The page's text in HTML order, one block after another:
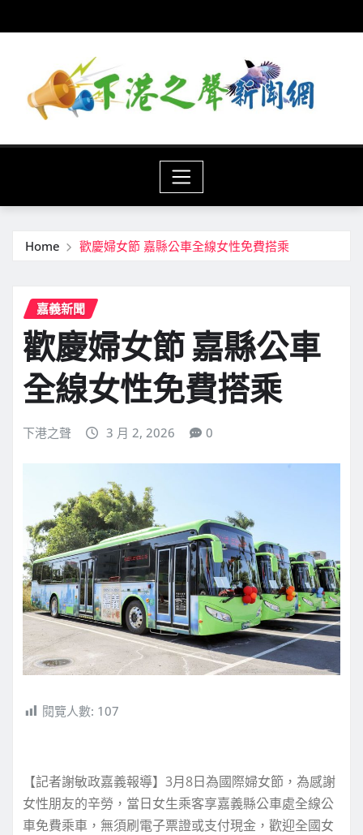
to
Home 歡慶婦女節 嘉縣公車全線女性免費搭乘
嘉義新聞
歡慶婦女節 嘉縣公車
全線女性免費搭乘
下港之聲 3 月 2, 2026 0
閱覽人數: 107
【記者謝敏政嘉義報導】3月8日為國際婦女節，為感謝
女性朋友的辛勞，當日女生乘客享嘉義縣公車處全線公
車免費乘車，無須刷電子票證或支付現金，歡迎全國女